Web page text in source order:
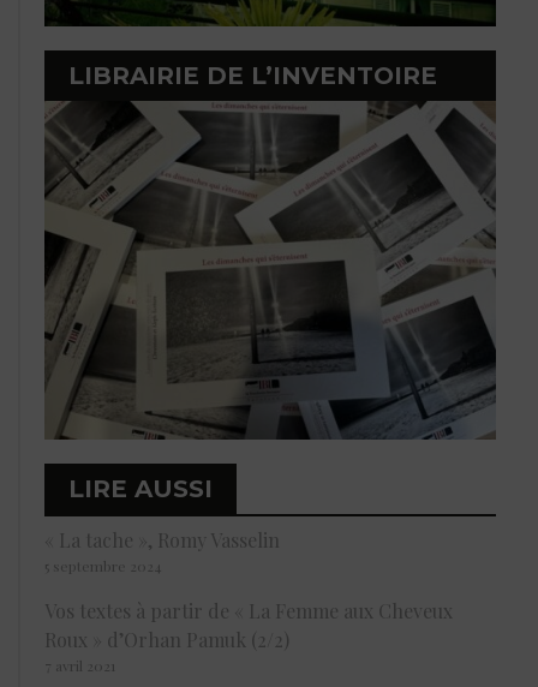
LIBRAIRIE DE L’INVENTOIRE
LIRE AUSSI
« La tache », Romy Vasselin
5 septembre 2024
Vos textes à partir de « La Femme aux Cheveux
Roux » d’Orhan Pamuk (2/2)
7 avril 2021